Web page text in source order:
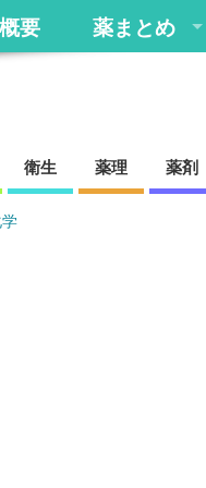
要 薬まとめ
衛生 薬理 薬剤